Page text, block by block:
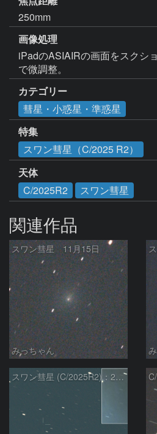
250mm
画像処理
iPadのASIAIRの画面をスクシ
カテゴリー
彗星・小惑星・準惑星
特集
スワン彗星（C/2025 R2）
天体
C/2025R2
スワン彗星
関連作品
スワン彗星 11月15日
みっちゃん
スワン彗星 (C/2025R2)：2026/01/27